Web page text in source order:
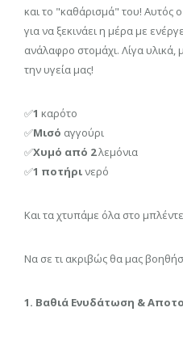
και το "καθάρισμά" του! Αυτός
για να ξεκινάει η μέρα με
ανάλαφρο στομάχι. Λίγα υλικά,
την υγεία μας!
✅1 καρότο
✅Μισό αγγούρι
✅Χυμό από 2λεμόνια
✅1 ποτήρινερό
Και τα χτυπάμε όλα στο
Να σε τι ακριβώς θα μας
1. Βαθιά Ενυδάτωση &